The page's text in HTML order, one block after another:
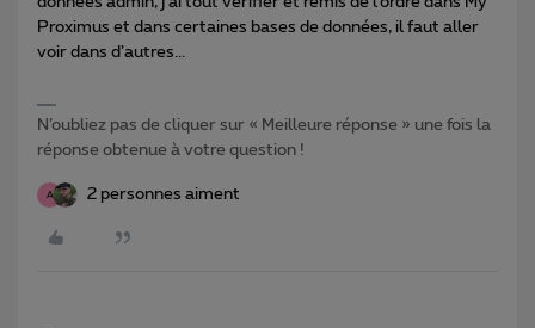
Proximus et dans certaines bases de données, il faut aller
voir dans d’autres...
N’oubliez pas de cliquer sur « Meilleure réponse » une fois la
réponse obtenue à votre question !
A 2 personnes aiment